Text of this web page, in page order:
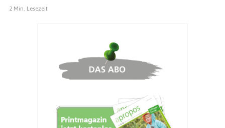
2 Min. Lesezeit